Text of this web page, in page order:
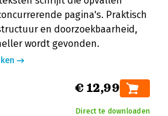
pagina's. Praktisch
en doorzoekbaarheid,
wordt gevonden.
€ 12,99
Direct te downloaden